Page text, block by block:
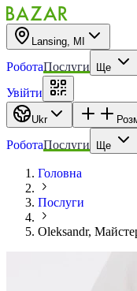
Lansing, MI
РоботаПослуги Ще
Увійти
Ukr
РоботаПослуги Ще
Головна
Послуги
Oleksandr,